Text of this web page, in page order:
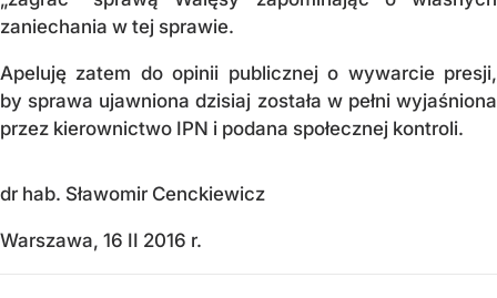
zaniechania w tej sprawie.
Apeluję zatem do opinii publicznej o wywarcie presji,
by sprawa ujawniona dzisiaj została w pełni wyjaśniona
przez kierownictwo IPN i podana społecznej kontroli.
dr hab. Sławomir Cenckiewicz
Warszawa, 16 II 2016 r.